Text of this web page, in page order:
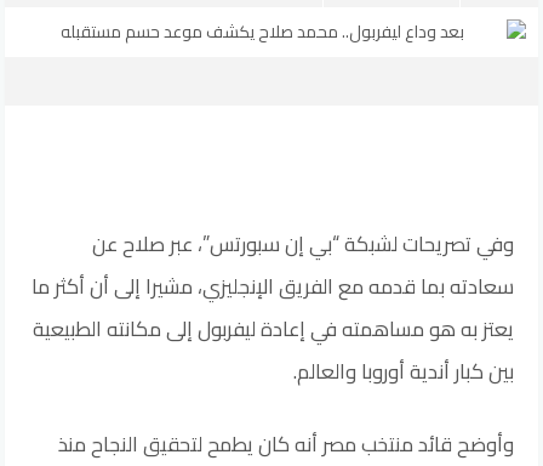
وفي تصريحات لشبكة “بي إن سبورتس”، عبر صلاح عن
سعادته بما قدمه مع الفريق الإنجليزي، مشيرا إلى أن أكثر ما
يعتز به هو مساهمته في إعادة ليفربول إلى مكانته الطبيعية
بين كبار أندية أوروبا والعالم.
وأوضح قائد منتخب مصر أنه كان يطمح لتحقيق النجاح منذ